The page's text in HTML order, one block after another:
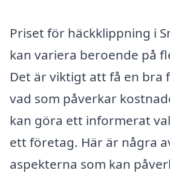
Priset för häckklippning i
kan variera beroende på
Det är viktigt att få en bra
vad som påverkar
kan göra ett informerat
ett företag. Här är några
aspekterna som kan